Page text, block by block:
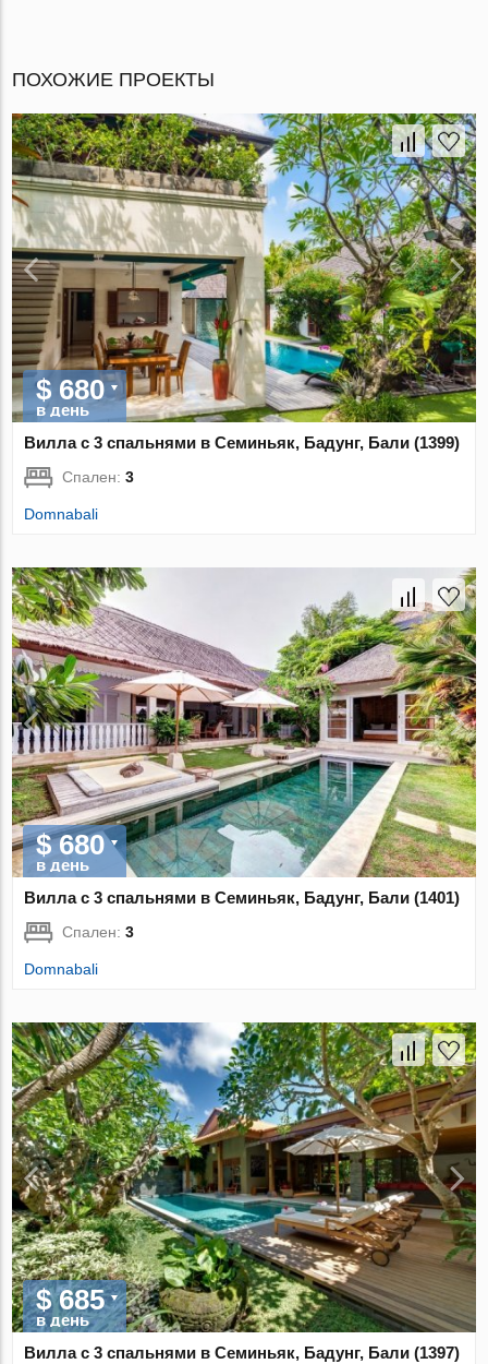
ПОХОЖИЕ ПРОЕКТЫ
$ 680
в день
Вилла с 3 спальнями в Семиньяк, Бадунг, Бали (1399)
Спален:3
Domnabali
$ 680
в день
Вилла с 3 спальнями в Семиньяк, Бадунг, Бали (1401)
Спален:3
Domnabali
$ 685
в день
Вилла с 3 спальнями в Семиньяк, Бадунг, Бали (1397)